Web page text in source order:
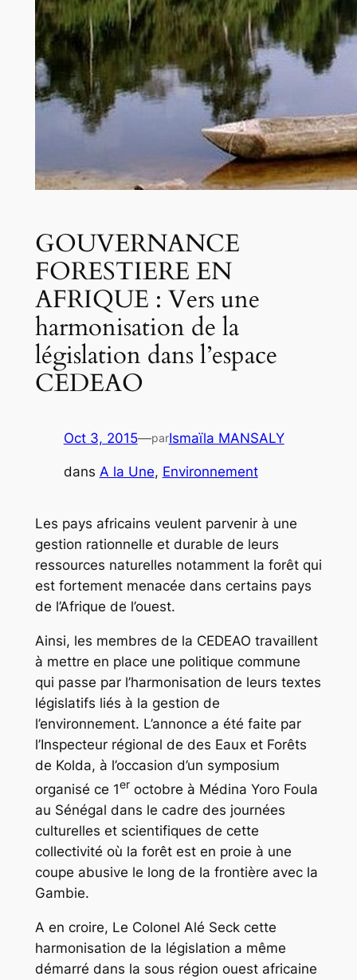
GOUVERNANCE
FORESTIERE EN
AFRIQUE : Vers une
harmonisation de la
législation dans l’espace
CEDEAO
Oct 3, 2015—parIsmaïla MANSALY
dans A la Une, Environnement
Les pays africains veulent parvenir à une
gestion rationnelle et durable de leurs
ressources naturelles notamment la forêt qui
est fortement menacée dans certains pays
de l’Afrique de l’ouest.
Ainsi, les membres de la CEDEAO travaillent
à mettre en place une politique commune
qui passe par l’harmonisation de leurs textes
législatifs liés à la gestion de
l’environnement. L’annonce a été faite par
l’Inspecteur régional de des Eaux et Forêts
de Kolda, à l’occasion d’un symposium
organisé ce 1eroctobre à Médina Yoro Foula
au Sénégal dans le cadre des journées
culturelles et scientifiques de cette
collectivité où la forêt est en proie à une
coupe abusive le long de la frontière avec la
Gambie.
A en croire, Le Colonel Alé Seck cette
harmonisation de la législation a même
démarré dans la sous région ouest africaine